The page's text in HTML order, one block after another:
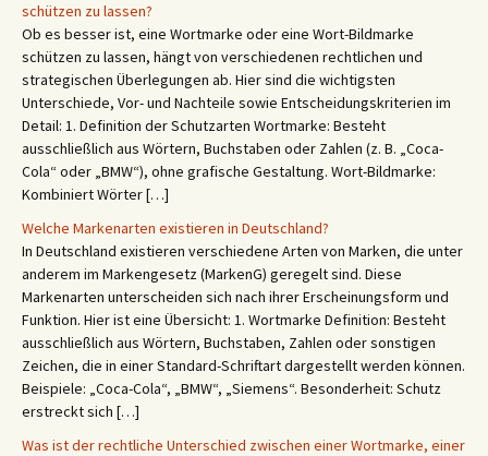
schützen zu lassen?
Ob es besser ist, eine Wortmarke oder eine Wort-Bildmarke
schützen zu lassen, hängt von verschiedenen rechtlichen und
strategischen Überlegungen ab. Hier sind die wichtigsten
Unterschiede, Vor- und Nachteile sowie Entscheidungskriterien im
Detail: 1. Definition der Schutzarten Wortmarke: Besteht
ausschließlich aus Wörtern, Buchstaben oder Zahlen (z. B. „Coca-
Cola“ oder „BMW“), ohne grafische Gestaltung. Wort-Bildmarke:
Kombiniert Wörter […]
Welche Markenarten existieren in Deutschland?
In Deutschland existieren verschiedene Arten von Marken, die unter
anderem im Markengesetz (MarkenG) geregelt sind. Diese
Markenarten unterscheiden sich nach ihrer Erscheinungsform und
Funktion. Hier ist eine Übersicht: 1. Wortmarke Definition: Besteht
ausschließlich aus Wörtern, Buchstaben, Zahlen oder sonstigen
Zeichen, die in einer Standard-Schriftart dargestellt werden können.
Beispiele: „Coca-Cola“, „BMW“, „Siemens“. Besonderheit: Schutz
erstreckt sich […]
Was ist der rechtliche Unterschied zwischen einer Wortmarke, einer